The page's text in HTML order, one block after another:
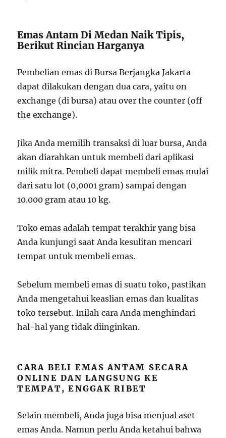
Emas Antam Di Medan Naik Tipis,
Berikut Rincian Harganya
Pembelian emas di Bursa Berjangka Jakarta
dapat dilakukan dengan dua cara, yaitu on
exchange (di bursa) atau over the counter (off
the exchange).
Jika Anda memilih transaksi di luar bursa, Anda
akan diarahkan untuk membeli dari aplikasi
milik mitra. Pembeli dapat membeli emas mulai
dari satu lot (0,0001 gram) sampai dengan
10.000 gram atau 10 kg.
Toko emas adalah tempat terakhir yang bisa
Anda kunjungi saat Anda kesulitan mencari
tempat untuk membeli emas.
Sebelum membeli emas di suatu toko, pastikan
Anda mengetahui keaslian emas dan kualitas
toko tersebut. Inilah cara Anda menghindari
hal-hal yang tidak diinginkan.
CARA BELI EMAS ANTAM SECARA
ONLINE DAN LANGSUNG KE
TEMPAT, ENGGAK RIBET
Selain membeli, Anda juga bisa menjual aset
emas Anda. Namun perlu Anda ketahui bahwa